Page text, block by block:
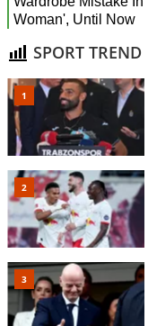
SPORT TREND